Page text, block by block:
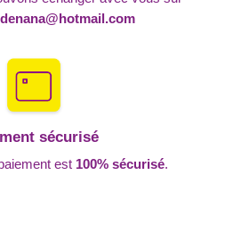
sécurisé
est 100% sécurisé.